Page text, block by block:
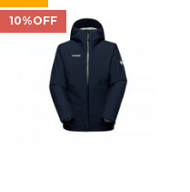
10%OFF